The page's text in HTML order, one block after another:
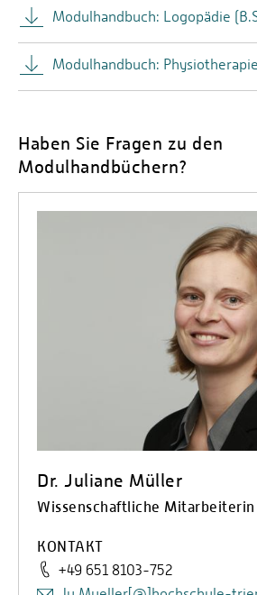
Modulhandbuch: Logopädie
Modulhandbuch:
Haben Sie Fragen zu den
Modulhandbüchern?
Dr. Juliane Müller
Wissenschaftliche
KONTAKT
+49 651 8103-752